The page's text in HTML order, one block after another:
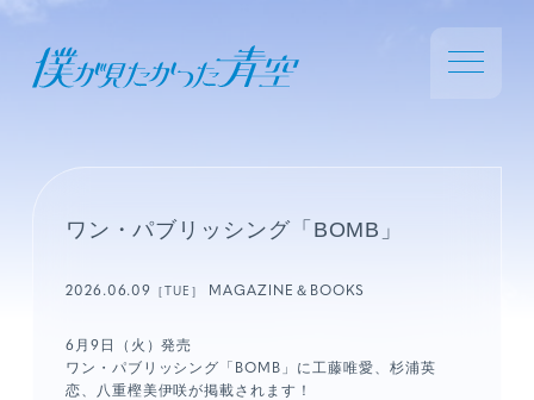
ワン・パブリッシング「BOMB」
2026.06.09 ［TUE］ MAGAZINE＆BOOKS
6月9日（火）発売
ワン・パブリッシング「BOMB」に工藤唯愛、杉浦英
恋、八重樫美伊咲が掲載されます！